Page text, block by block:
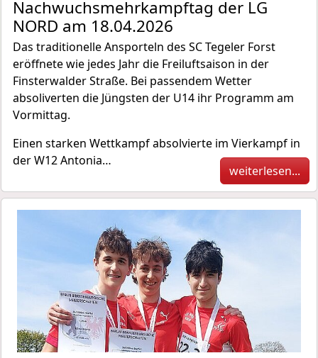
Nachwuchsmehrkampftag der LG
NORD am 18.04.2026
Das traditionelle Ansporteln des SC Tegeler Forst
eröffnete wie jedes Jahr die Freiluftsaison in der
Finsterwalder Straße. Bei passendem Wetter
absoliverten die Jüngsten der U14 ihr Programm am
Vormittag.
Einen starken Wettkampf absolvierte im Vierkampf in
der W12 Antonia…
weiterlesen...